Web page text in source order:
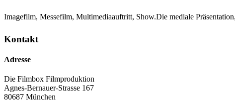
Imagefilm, Messefilm, Multimediaauftritt, Show.Die mediale
Kontakt
Adresse
Die Filmbox Filmproduktion
Agnes-Bernauer-Strasse 167
80687 München